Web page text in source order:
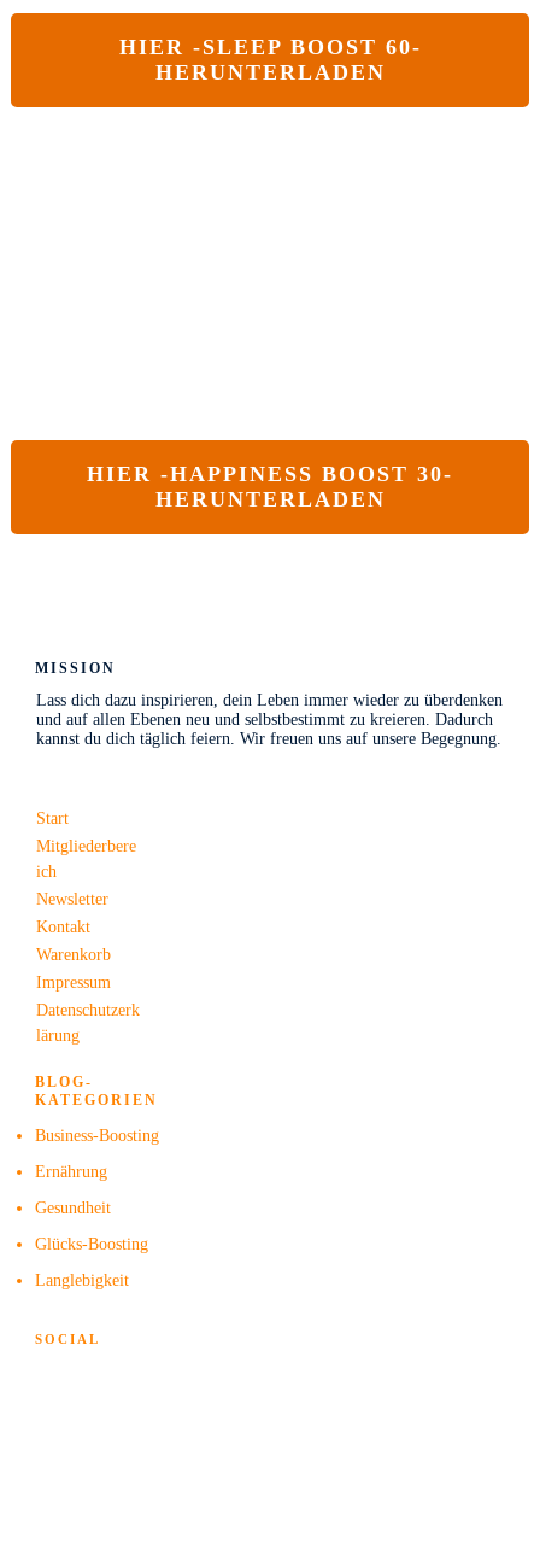
HIER -SLEEP BOOST 60-
HERUNTERLADEN
HIER -HAPPINESS BOOST 30-
HERUNTERLADEN
MISSION
Lass dich dazu inspirieren, dein Leben immer wieder zu überdenken
und auf allen Ebenen neu und selbstbestimmt zu kreieren. Dadurch
kannst du dich täglich feiern. Wir freuen uns auf unsere Begegnung.
Start
Mitgliederbere
ich
Newsletter
Kontakt
Warenkorb
Impressum
Datenschutzerk
lärung
BLOG-
KATEGORIEN
Business-Boosting
Ernährung
Gesundheit
Glücks-Boosting
Langlebigkeit
SOCIAL